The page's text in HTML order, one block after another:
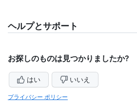
ヘルプとサポート
お探しのものは見つかりましたか?
はい いいえ
プライバシー ポリシー